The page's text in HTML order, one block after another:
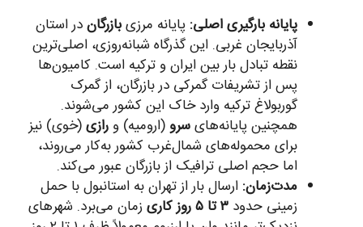
پایانه بارگیری اصلی: پایانه مرزیبازرگاندر استان
آذربایجان غربی. این گذرگاه شبانه‌روزی، اصلی‌ترین
نقطه تبادل بار بین ایران و ترکیه است. کامیون‌ها
پس از تشریفات گمرکی در بازرگان، از گمرک
گوربولاغ ترکیه وارد خاک این کشور می‌شوند.
همچنین پایانه‌هایسرو(ارومیه) ورازی(خوی) نیز
برای محموله‌های شمال‌غرب کشور به‌کار می‌روند،
اما حجم اصلی ترافیک از بازرگان عبور می‌کند.
مدت‌زمان: ارسال بار از تهران به استانبول با حمل
زمینی حدود ۳ تا ۵ روز کاری
زمان می‌برد. شهرهای